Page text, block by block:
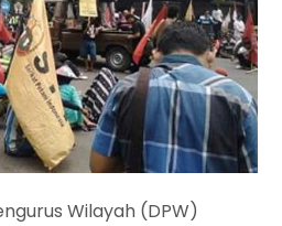
Wilayah (DPW)